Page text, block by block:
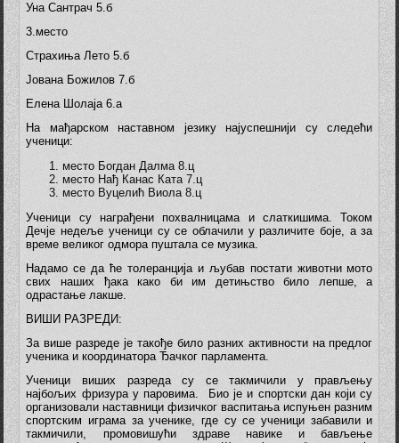
Уна Сантрач 5.б
3.место
Страхиња Лето 5.б
Јована Божилов 7.б
Елена Шолаја 6.а
На мађарском наставном језику најуспешнији су следећи
ученици:
место Богдан Далма 8.ц
место Нађ Канас Ката 7.ц
место Вуцелић Виола 8.ц
Ученици су награђени похвалницама и слаткишима. Током
Дечје недеље ученици су се облачили у различите боје, а за
време великог одмора пуштала се музика.
Надамо се да ће толеранција и љубав постати животни мото
свих наших ђака како би им детињство било лепше, а
одрастање лакше.
ВИШИ РАЗРЕДИ:
За више разреде је такође било разних активности на предлог
ученика и координатора Ђачког парламента.
Ученици виших разреда су се такмичили у прављењу
најбољих фризура у паровима. Био је и спортски дан који су
организовали наставници физичког васпитања испуњен разним
спортским играма за ученике, где су се ученици забавили и
такмичили, промовишући здраве навике и бављење